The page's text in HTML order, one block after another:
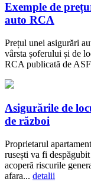
Exemple de
auto RCA
Prețul unei asigurări
vârsta șoferului și de
RCA publicată de
Asigurările de
de război
Proprietarul
rusești va fi
acoperă riscurile
afara... detalii